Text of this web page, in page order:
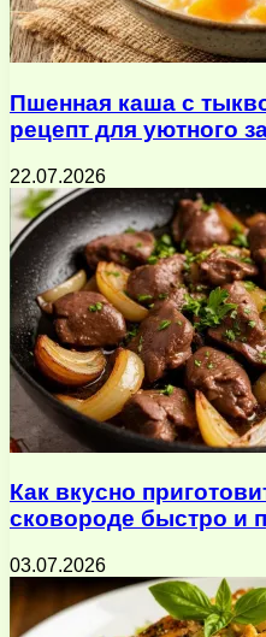
Пшенная каша с
рецепт для уютного
22.07.2026
Как вкусно
сковороде быстро и
03.07.2026